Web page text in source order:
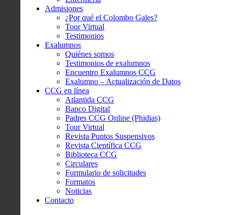
Admisiones
¿Por qué el Colombo Gales?
Tour Virtual
Testimonios
Exalumnos
Quiénes somos
Testimonios de exalumnos
Encuentro Exalumnos CCG
Exalumno – Actualización de Datos
CCG en línea
Atlantida CCG
Banco Digital
Padres CCG Online (Phidias)
Tour Virtual
Revista Puntos Suspensivos
Revista Científica CCG
Biblioteca CCG
Circulares
Formulario de solicitudes
Formatos
Noticias
Contacto